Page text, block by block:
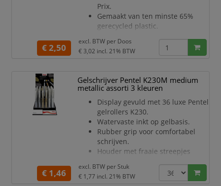
Prix.
Gemaakt van ten minste 65%
gerecycled plastic.
textielsoortsen.
Schrijfkleur: blauw.
Doosje à 5 stuks.
€ 2,50
excl. BTW per Doos
€ 3,02 incl. 21% BTW
Gelschrijver Pentel K230M medium
metallic assorti 3 kleuren
Display gevuld met 36 luxe Pentel
gelrollers K230.
Watervaste inkt op gelbasis.
Rubber grip voor comfortabel
schrijven.
Houder met fraaie streepjes
Dop voorzien van sterke metalen
clip.
€ 1,46
excl. BTW per Stuk
€ 1,77 incl. 21% BTW